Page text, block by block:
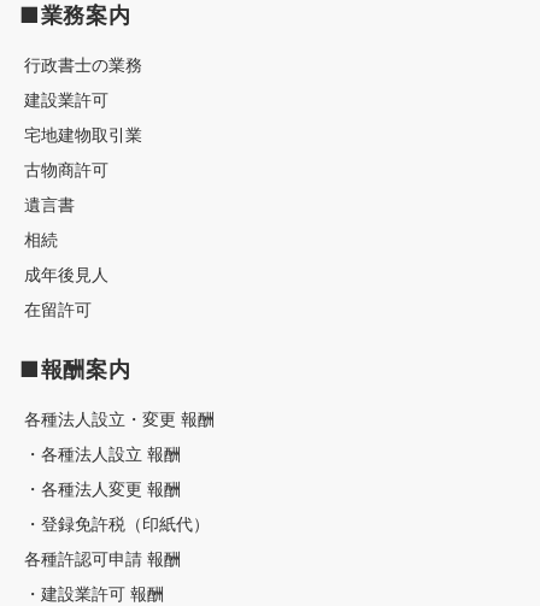
■業務案内
行政書士の業務
建設業許可
宅地建物取引業
古物商許可
遺言書
相続
成年後見人
在留許可
■報酬案内
各種法人設立・変更 報酬
・各種法人設立 報酬
・各種法人変更 報酬
・登録免許税（印紙代）
各種許認可申請 報酬
・建設業許可 報酬